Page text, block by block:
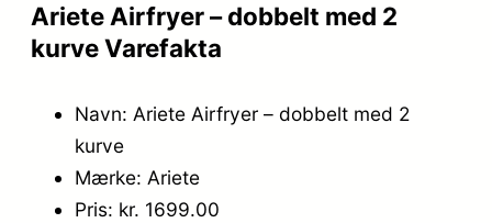
Ariete Airfryer – dobbelt med 2
kurve Varefakta
Navn: Ariete Airfryer – dobbelt med 2
kurve
Mærke: Ariete
Pris: kr. 1699.00